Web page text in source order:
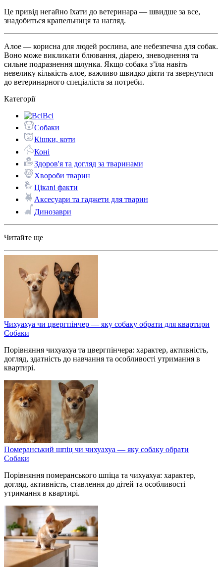
Це привід негайно їхати до ветеринара — швидше за все,
знадобиться крапельниця та нагляд.
Алое — корисна для людей рослина, але небезпечна для собак.
Воно може викликати блювання, діарею, зневоднення та
сильне подразнення шлунка. Якщо собака з’їла навіть
невелику кількість алое, важливо швидко діяти та звернутися
до ветеринарного спеціаліста за потреби.
Категорії
Всі
Собаки
Кішки, коти
Коні
Здоров'я та догляд за тваринами
Хвороби тварин
Цікаві факти
Аксесуари та гаджети для тварин
Динозаври
Читайте ще
Чихуахуа чи цвергпінчер — яку собаку обрати для квартири
Собаки
Порівняння чихуахуа та цвергпінчера: характер, активність,
догляд, здатність до навчання та особливості утримання в
квартирі.
Померанський шпіц чи чихуахуа — яку собаку обрати
Собаки
Порівняння померанського шпіца та чихуахуа: характер,
догляд, активність, ставлення до дітей та особливості
утримання в квартирі.